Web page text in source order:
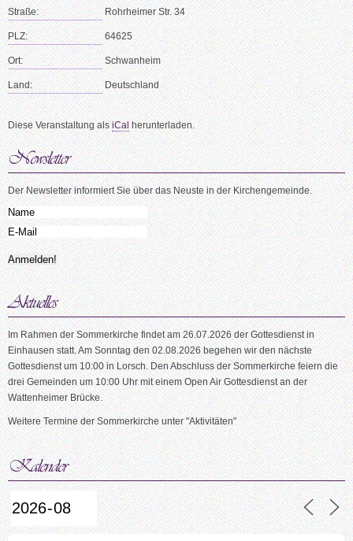
Straße: Rohrheimer Str. 34
PLZ: 64625
Ort: Schwanheim
Land: Deutschland
Diese Veranstaltung alsiCalherunterladen.
Der Newsletter informiert Sie über das Neuste in der Kirchengemeinde.
Im Rahmen der Sommerkirche findet am 26.07.2026 der Gottesdienst in
Einhausen statt. Am Sonntag den 02.08.2026 begehen wir den nächste
Gottesdienst um 10:00 in Lorsch. Den Abschluss der Sommerkirche feiern die
drei Gemeinden um 10:00 Uhr mit einem Open Air Gottesdienst an der
Wattenheimer Brücke.
Weitere Termine der Sommerkirche unter "Aktivitäten"